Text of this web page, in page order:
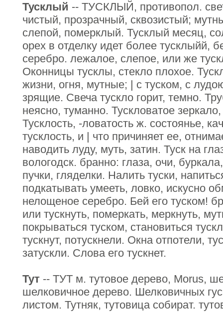
Тусклый -- ТУСКЛЫЙ, противопол.
чистый, прозрачный, сквозистый;
слепой, померклый. Тусклый месяц,
орех в отделку идет более тусклыйй,
серебро. лежалое, слепое, или же
Оконницы тусклы, стекло плохое.
жизни, огня, мутные; | с туском, с
зрящие. Свеча тускло горит, темно.
неясно, туманно. Тускловатое
Тусклость, -ловатость ж. состоянье,
тусклость, и | что причиняет ее,
наводить луду, муть, затин. Туск на
вологодск. бранно: глаза, очи,
пучки, гляделки. Налить туски,
подкатывать умееть, ловко, искусно
нелощеное серебро. Бей его туском!
или тускнуть, померкать, меркнуть,
покрываться туском, становиться
тускнут, потускнели. Окна отпотели,
затускли. Слова его тускнет.
Тут -- ТУТ м. тутовое дерево, Morus,
шелковичное дерево. Шелковичных
листом. Тутняк, тутовица собират.